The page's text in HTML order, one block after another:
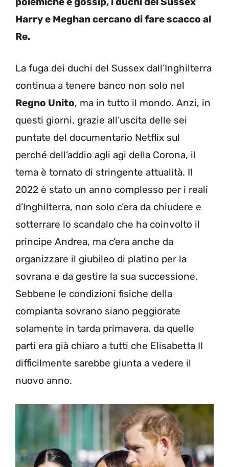
Harry e Meghan cercano di fare scacco al
Re.
La fuga dei duchi del Sussex dall’Inghilterra
continua a tenere banco non solo nel
Regno Unito, ma in tutto il mondo. Anzi, in
questi giorni, grazie all’uscita delle sei
puntate del documentario Netflix sul
perché dell’addio agli agi della Corona, il
tema è tornato di stringente attualità. Il
2022 è stato un anno complesso per i reali
d’Inghilterra, non solo c’era da chiudere e
sotterrare lo scandalo che ha coinvolto il
principe Andrea, ma c’era anche da
organizzare il giubileo di platino per la
sovrana e da gestire la sua successione.
Sebbene le condizioni fisiche della
compianta sovrano siano peggiorate
solamente in tarda primavera, da quelle
parti era già chiaro a tutti che Elisabetta II
difficilmente sarebbe giunta a vedere il
nuovo anno.